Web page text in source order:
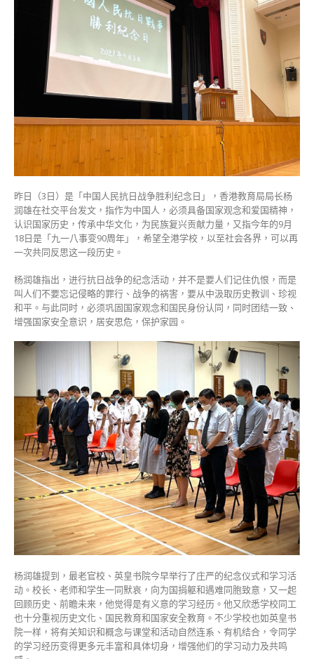
备
及
爱
国
精
神〉
昨日（3日）是「中国人民抗日战争胜利纪念日」，香港教育局局长杨
润雄在社交平台发文，指作为中国人，必须具备国家观念和爱国精神，
认识国家历史，传承中华文化，为民族复兴贡献力量，又指今年的9月
18日是「九一八事变90周年」，希望全港学校，以至社会各界，可以再
一次共同反思这一段历史。
杨润雄指出，进行抗日战争的纪念活动，并不是要人们记住仇恨，而是
叫人们不要忘记侵略的罪行、战争的祸害，要从中汲取历史教训、珍视
和平。与此同时，必须巩固国家观念和国民身份认同，同时团结一致、
增强国家安全意识，居安思危，保护家园。
杨润雄提到，最老官校、英皇书院今早举行了庄严的纪念仪式和学习活
动。校长、老师和学生一同默哀，向为国捐躯和遇难同胞致意，又一起
回顾历史、前瞻未来，他觉得是有义意的学习经历。他又欣悉学校同工
也十分重视历史文化、国民教育和国家安全教育。不少学校也如英皇书
院一样，将有关知识和概念与课堂和活动自然连系、有机结合，令同学
的学习经历变得更多元丰富和具体切身，增强他们的学习动力及共鸣